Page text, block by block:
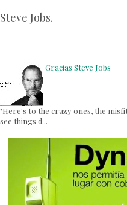
Steve Jobs.
Gracias Steve Jobs
‎"Here's to the crazy ones, the
see things d...